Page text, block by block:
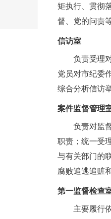
矩执行、贯彻
督、党的问责
信访室
负责受理
党员对市纪委
综合分析信访
案件监督管理
负责对监
职责；统一受
与有关部门的
腐败追逃追赃
第一监督检查
主要履行